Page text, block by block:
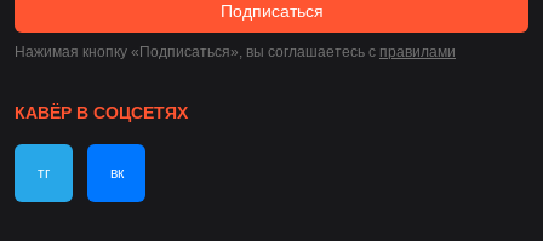
Подписаться
Нажимая кнопку «Подписаться», вы соглашаетесь c правилами
КАВЁР В СОЦСЕТЯХ
тг вк